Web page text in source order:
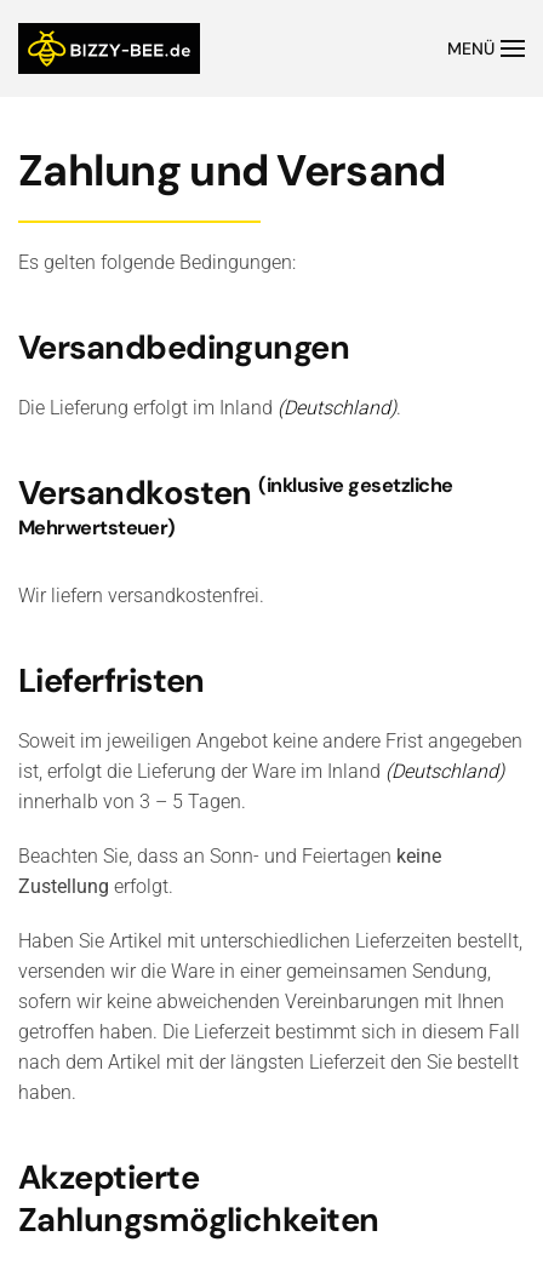
MENÜ
Zahlung und Versand
Es gelten folgende Bedingungen:
Versandbedingungen
Die Lieferung erfolgt im Inland (Deutschland).
Versandkosten(inklusive gesetzliche
Mehrwertsteuer)
Wir liefern versandkostenfrei.
Lieferfristen
Soweit im jeweiligen Angebot keine andere Frist angegeben
ist, erfolgt die Lieferung der Ware im Inland (Deutschland)
innerhalb von 3 – 5 Tagen.
Beachten Sie, dass an Sonn- und Feiertagen keine
Zustellung erfolgt.
Haben Sie Artikel mit unterschiedlichen Lieferzeiten bestellt,
versenden wir die Ware in einer gemeinsamen Sendung,
sofern wir keine abweichenden Vereinbarungen mit Ihnen
getroffen haben. Die Lieferzeit bestimmt sich in diesem Fall
nach dem Artikel mit der längsten Lieferzeit den Sie bestellt
haben.
Akzeptierte
Zahlungsmöglichkeiten